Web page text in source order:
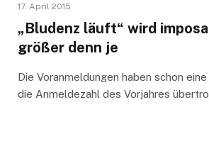
17. April 2015
„Bludenz läuft“ wird
größer denn je
Die Voranmeldungen haben schon
die Anmeldezahl des Vorjahres